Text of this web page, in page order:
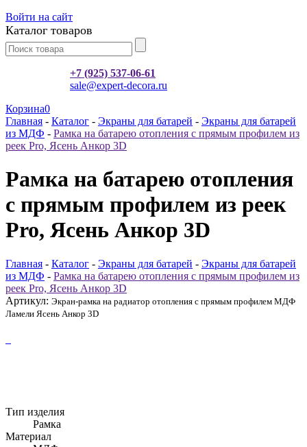
Войти на сайт
Каталог товаров
+7 (925) 537-06-61
sale@expert-decora.ru
Корзина0
Главная - Каталог - Экраны для батарей - Экраны для батарей
из МДФ - Рамка на батарею отопления с прямым профилем из
реек Pro, Ясень Анкор 3D
Рамка на батарею отопления
с прямым профилем из реек
Pro, Ясень Анкор 3D
Главная - Каталог - Экраны для батарей - Экраны для батарей
из МДФ - Рамка на батарею отопления с прямым профилем из
реек Pro, Ясень Анкор 3D
Артикул: Экран-рамка на радиатор отопления с прямым профилем МДФ
Ламели Ясень Анкор 3D
Тип изделия
Рамка
Материал